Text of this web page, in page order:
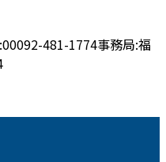
092-481-1774事務局:福